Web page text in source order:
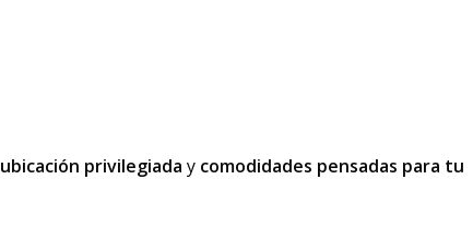
ubicación privilegiada y comodidades pensadas para tu